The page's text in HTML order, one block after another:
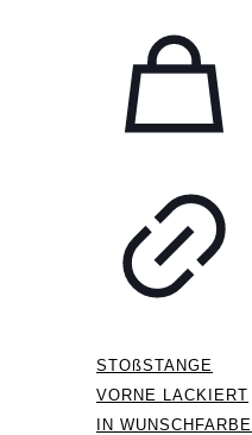
STOßSTANGE
VORNE LACKIERT
IN WUNSCHFARBE